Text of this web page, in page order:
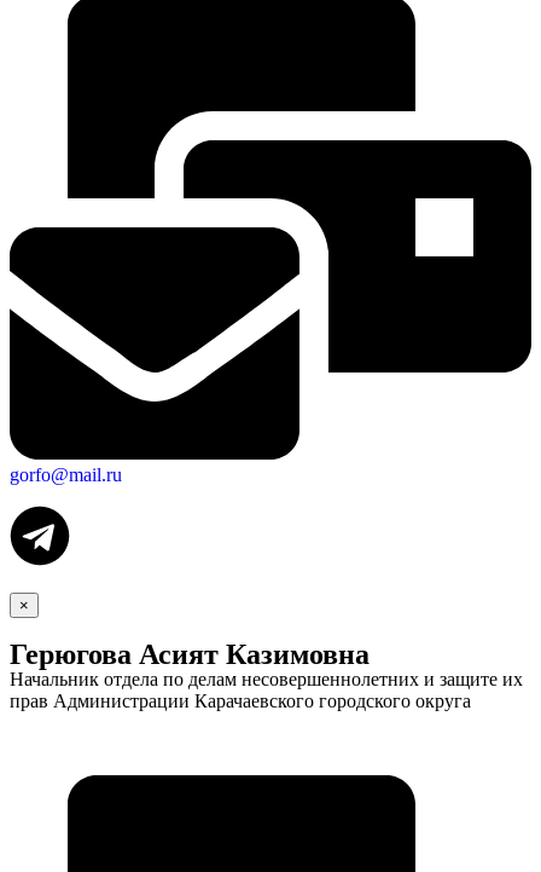
gorfo@mail.ru
×
Герюгова Асият Казимовна
Начальник отдела по делам несовершеннолетних и защите их
прав Администрации Карачаевского городского округа